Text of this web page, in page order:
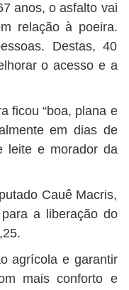
anos, o asfalto vai
relação à poeira.
Destas, 40
o acesso e a
ficou “boa, plana e
em dias de
leite e morador da
Cauê Macris,
a liberação do
agrícola e garantir
mais conforto e